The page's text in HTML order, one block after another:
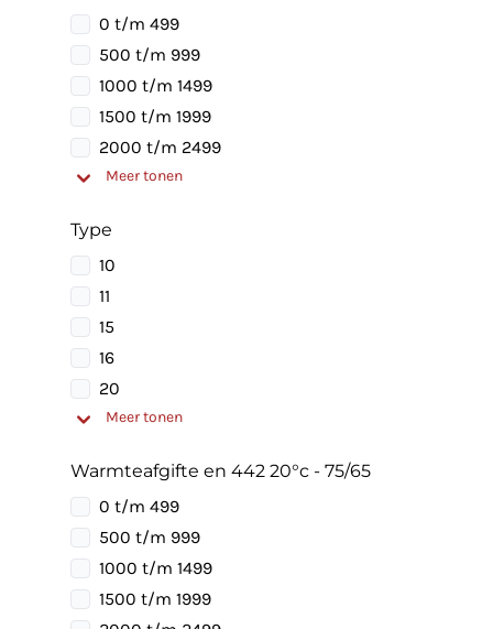
0 t/m 499
500 t/m 999
1000 t/m 1499
1500 t/m 1999
2000 t/m 2499
Meer tonen
Type
10
11
15
16
20
Meer tonen
Warmteafgifte en 442 20°c - 75/65
0 t/m 499
500 t/m 999
1000 t/m 1499
1500 t/m 1999